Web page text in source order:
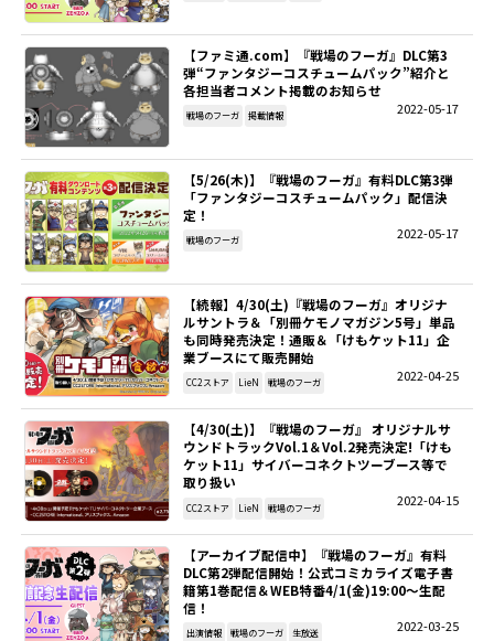
【ファミ通.com】『戦場のフーガ』DLC第3
弾“ファンタジーコスチュームパック”紹介と
各担当者コメント掲載のお知らせ
2022-05-17
戦場のフーガ 掲載情報
【5/26(木)】『戦場のフーガ』有料DLC第3弾
「ファンタジーコスチュームパック」配信決
定！
2022-05-17
戦場のフーガ
【続報】4/30(土)『戦場のフーガ』オリジナ
ルサントラ＆「別冊ケモノマガジン5号」単品
も同時発売決定！通販＆「けもケット11」企
業ブースにて販売開始
2022-04-25
CC2ストア LieN 戦場のフーガ
【4/30(土)】『戦場のフーガ』 オリジナルサ
ウンドトラックVol.1＆Vol.2発売決定!「けも
ケット11」サイバーコネクトツーブース等で
取り扱い
2022-04-15
CC2ストア LieN 戦場のフーガ
【アーカイブ配信中】『戦場のフーガ』有料
DLC第2弾配信開始！公式コミカライズ電子書
籍第1巻配信＆WEB特番4/1(金)19:00～生配
信！
2022-03-25
出演情報 戦場のフーガ 生放送